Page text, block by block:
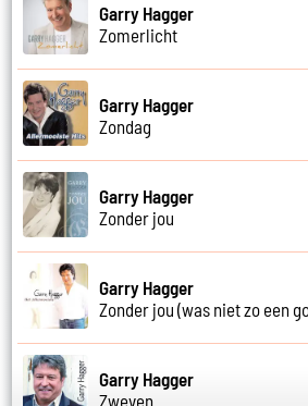
Garry Hagger
Zomerlicht
Garry Hagger
Zondag
Garry Hagger
Zonder jou
Garry Hagger
Zonder jou (was niet zo een
Garry Hagger
Zweven